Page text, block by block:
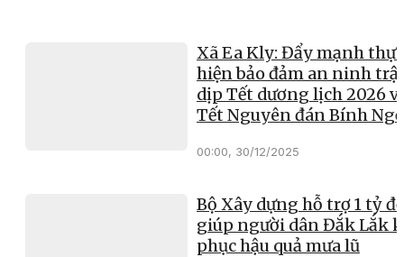
Xã Ea Kly: Đẩy mạnh thực
hiện bảo đảm an ninh
dịp Tết dương lịch 2026
Tết Nguyên đán Bính Ngọ
00:00, 30/12/2025
Bộ Xây dựng hỗ trợ 1 tỷ
giúp người dân Đắk Lắk
phục hậu quả mưa lũ